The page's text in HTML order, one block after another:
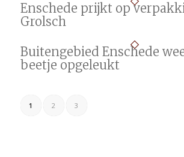
Enschede prijkt op
Grolsch
Buitengebied Enschede
beetje opgeleukt
1 2 3